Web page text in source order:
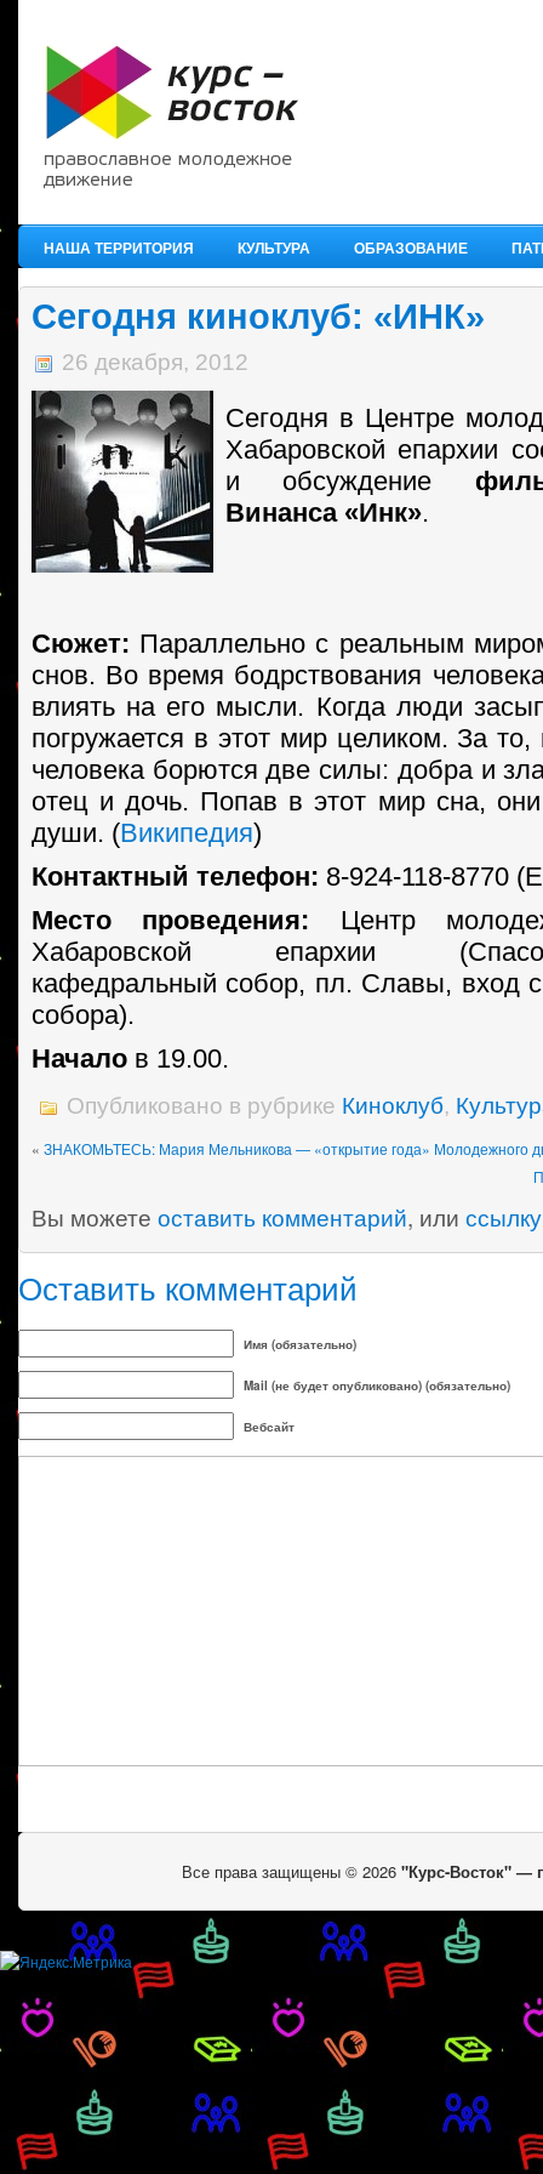
НАША ТЕРРИТОРИЯ КУЛЬТУРА ОБРАЗОВАНИЕ
Сегодня киноклуб: «ИНК»
26 декабря, 2012
Сегодня в Центре
Хабаровской епархии
и обсуждение
Винанса «Инк».
Сюжет: Параллельно с реальным
снов. Во время бодрствования
влиять на его мысли. Когда люди
погружается в этот мир целиком. За
человека борются две силы: добра и
отец и дочь. Попав в этот мир сна,
души. (Википедия)
Контактный телефон: 8-924-118-8770
Место проведения: Центр
Хабаровской епархии (Спасо-
кафедральный собор, пл. Славы, вход
собора).
Начало в 19.00.
Опубликовано в рубрике Киноклуб,
« ЗНАКОМЬТЕСЬ: Мария Мельникова — «открытие года» Молодежного
Вы можете оставить комментарий, или ссылку
Оставить комментарий
Имя (обязательно)
Mail (не будет опубликовано) (обязательно)
Вебсайт
Все права защищены © 2026 "Курс-Восток" —